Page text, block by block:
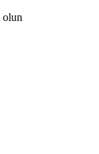
olun